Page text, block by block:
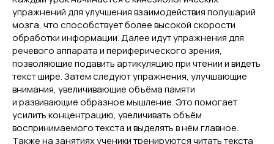
упражнений для улучшения взаимодействия полушарий
мозга, что способствует более высокой скорости
обработки информации. Далее идут упражнения для
речевого аппарата и периферического зрения,
позволяющие подавить артикуляцию при чтении и видеть
текст шире. Затем следуют упражнения, улучшающие
внимания, увеличивающие объёма памяти
и развивающие образное мышление. Это помогает
усилить концентрацию, увеличивать объём
воспринимаемого текста и выделять в нём главное.
Также на занятиях ученики тренируются читать текста